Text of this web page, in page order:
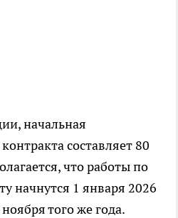
начальная
составляет 80
что работы по
начнутся 1 января 2026
того же года.